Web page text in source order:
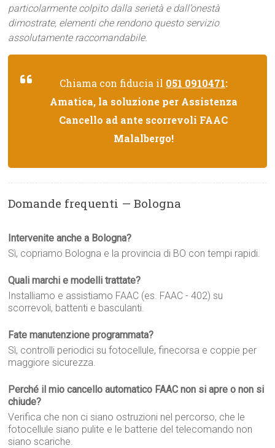
particolarmente colpito dalla serietà e dall’onestà
dimostrate, elementi che rendono questo servizio
assolutamente raccomandabile.
Chiama con fiducia il 051 0910471:
Amatica, la soluzione per Assistenza
Cancello ad ante scorrevoli FAAC
Malalbergo!
Domande frequenti — Bologna
Intervenite anche a Bologna?
Sì, copriamo Bologna e la provincia di BO con tempi rapidi.
Quali marchi e modelli trattate?
Installiamo e assistiamo FAAC (es. FAAC - 402) su
scorrevoli, battenti e basculanti.
Fate manutenzione programmata?
Sì, controlli periodici su fotocellule, finecorsa e coppie per
maggiore sicurezza.
Perché il mio cancello automatico FAAC non si apre o non si
chiude?
Verifica che non ci siano ostruzioni nel percorso, che le
fotocellule siano pulite e le batterie del telecomando non
siano scariche.